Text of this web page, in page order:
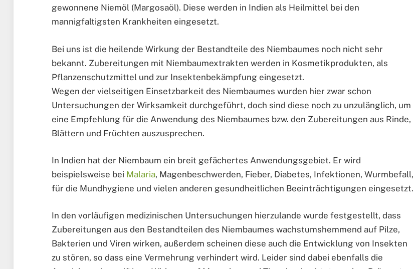
gewonnene Niemöl (Margosaöl). Diese werden in Indien als Heilmittel bei den
mannigfaltigsten Krankheiten eingesetzt.
Bei uns ist die heilende Wirkung der Bestandteile des Niembaumes noch nicht sehr
bekannt. Zubereitungen mit Niembaumextrakten werden in Kosmetikprodukten, als
Pflanzenschutzmittel und zur Insektenbekämpfung eingesetzt.
Wegen der vielseitigen Einsetzbarkeit des Niembaumes wurden hier zwar schon
Untersuchungen der Wirksamkeit durchgeführt, doch sind diese noch zu unzulänglich, um
eine Empfehlung für die Anwendung des Niembaumes bzw. den Zubereitungen aus Rinde,
Blättern und Früchten auszusprechen.
In Indien hat der Niembaum ein breit gefächertes Anwendungsgebiet. Er wird
beispielsweise bei Malaria, Magenbeschwerden, Fieber, Diabetes, Infektionen, Wurmbefall,
für die Mundhygiene und vielen anderen gesundheitlichen Beeinträchtigungen eingesetzt.
In den vorläufigen medizinischen Untersuchungen hierzulande wurde festgestellt, dass
Zubereitungen aus den Bestandteilen des Niembaumes wachstumshemmend auf Pilze,
Bakterien und Viren wirken, außerdem scheinen diese auch die Entwicklung von Insekten
zu stören, so dass eine Vermehrung verhindert wird. Leider sind dabei ebenfalls die